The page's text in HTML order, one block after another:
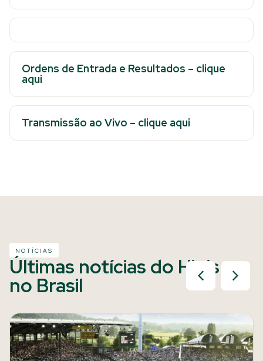
Ordens de Entrada e Resultados – clique
aqui
Transmissão ao Vivo – clique aqui
NOTÍCIAS
Últimas notícias do Hipismo
no Brasil